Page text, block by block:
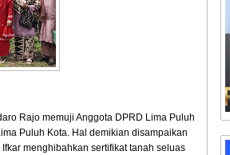
Rajo memuji Anggota DPRD Lima Puluh
Puluh Kota. Hal demikian disampaikan
menghibahkan sertifikat tanah seluas